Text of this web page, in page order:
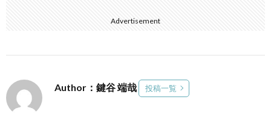
Advertisement
Author：鍵谷 端哉 投稿一覧